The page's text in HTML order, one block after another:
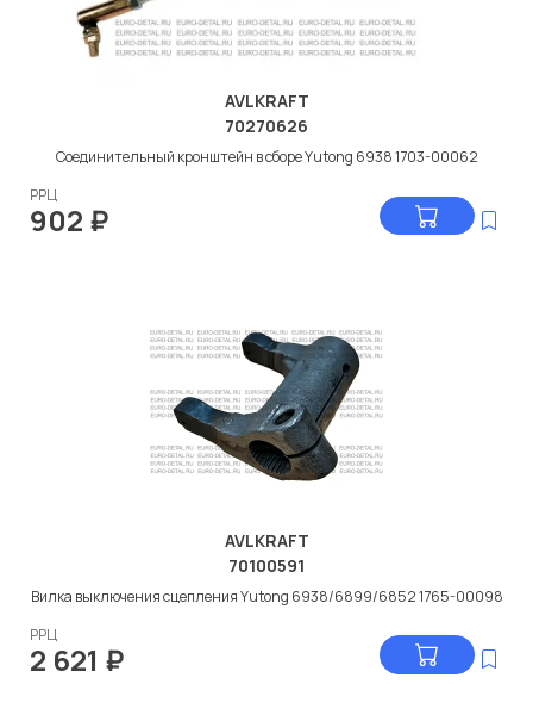
AVLKRAFT
70270626
Соединительный кронштейн в сборе Yutong 6938 1703-00062
РРЦ
902 ₽
AVLKRAFT
70100591
Вилка выключения сцепления Yutong 6938/6899/6852 1765-00098
РРЦ
2 621 ₽